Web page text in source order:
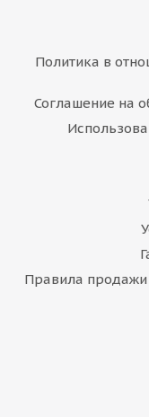
Политика в
Соглашение на
Правила продажи